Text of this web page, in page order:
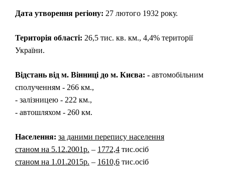
Дата утворення регіону: 27 лютого 1932 року.
Територія області: 26,5 тис. кв. км., 4,4% території
України.
Відстань від м. Вінниці до м. Києва: - автомобільним
сполученням - 266 км.,
- залізницею - 222 км.,
- автошляхом - 260 км.
Населення: за даними перепису населення
станом на 5.12.2001р. – 1772,4 тис.осіб
станом на 1.01.2015р. – 1610,6 тис.осіб